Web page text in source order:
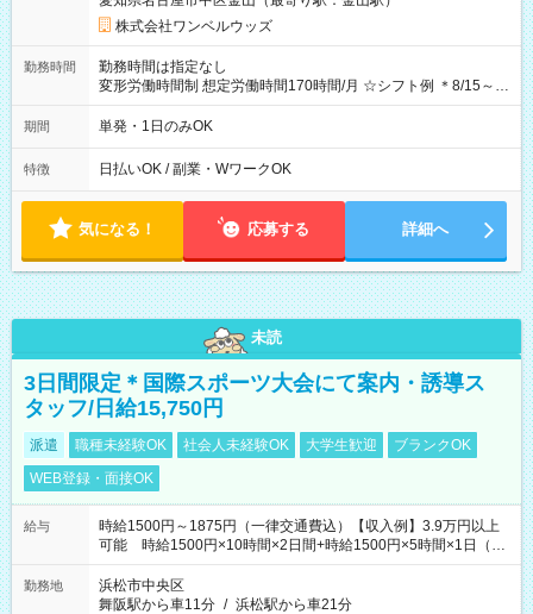
株式会社ワンベルウッズ
勤務時間
勤務時間は指定なし
変形労働時間制 想定労働時間170時間/月 ☆シフト例 ＊8/15～
10/26 全日共通 08：00～12：00 17：00～21：00 ＊8/31
～9/19のみ下記シフトもあります！ 12：00～16：00 ＊9/6～
00
期間 単発・1日のみOK
特徴 日払いOK / 副業・WワークOK
気になる！ 応募する 詳細へ
未読
3日間限定＊国際スポーツ大会にて案内・誘導ス
タッフ/日給15,750円
派遣 職種未経験OK 社会人未経験OK 大学生歓迎
ブランクOK
WEB登録・面接OK
給与
時給1500円～1875円（一律交通費込）【収入例】3.9万円以上
可能 時給1500円×10時間×2日間+時給1500円×5時間×1日（実
働8時間を越えた時給：1875円）
勤務地
浜松市中央区
舞阪駅から車11分 / 浜松駅から車21分